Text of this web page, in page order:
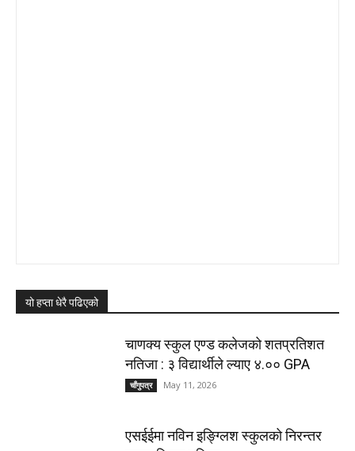
यो हप्ता धेरै पढिएको
चाणक्य स्कुल एण्ड कलेजको शतप्रतिशत
नतिजा : ३ विद्यार्थीले ल्याए ४.०० GPA
चाँगुपत्र May 11, 2026
एसईईमा नविन इङ्ग्लिश स्कुलको निरन्तर